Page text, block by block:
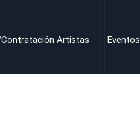
Artistas Eventos